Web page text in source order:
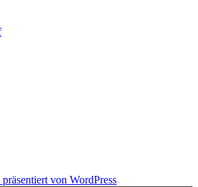
präsentiert von WordPress